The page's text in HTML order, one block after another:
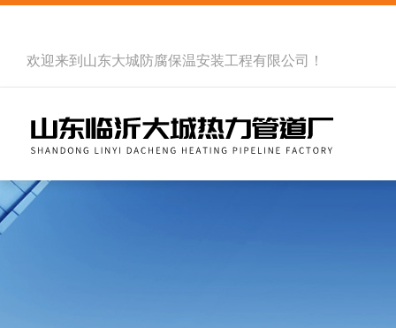
欢迎来到 山东大城防腐保温安装工程有限公司 ！